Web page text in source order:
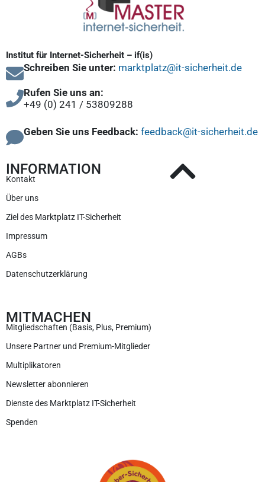
Institut für Internet-Sicherheit – if(is)
Schreiben Sie unter: marktplatz@it-sicherheit.de
Rufen Sie uns an:
+49 (0) 241 / 53809288
Geben Sie uns Feedback: feedback@it-sicherheit.de
INFORMATION
Kontakt
Über uns
Ziel des Marktplatz IT-Sicherheit
Impressum
AGBs
Datenschutzerklärung
MITMACHEN
Mitgliedschaften (Basis, Plus, Premium)
Unsere Partner und Premium-Mitglieder
Multiplikatoren
Newsletter abonnieren
Dienste des Marktplatz IT-Sicherheit
Spenden